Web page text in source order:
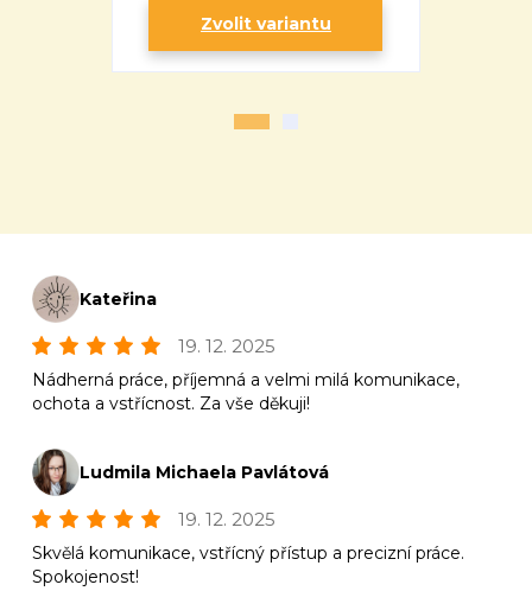
Zvolit variantu
Kateřina
19. 12. 2025
Nádherná práce, příjemná a velmi milá komunikace,
ochota a vstřícnost. Za vše děkuji!
Ludmila Michaela Pavlátová
19. 12. 2025
Skvělá komunikace, vstřícný přístup a precizní práce.
Spokojenost!